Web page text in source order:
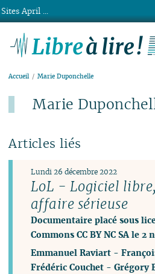
Accueil Marie Duponchelle
Marie
Articles liés
LoL - Logiciel
affaire sérieuse
Documentaire placé sous
Commons CC BY NC SA le 2
Lundi 26 décembre 2022
Emmanuel Raviart -
Frédéric Couchet -Grégory
Sites April ...